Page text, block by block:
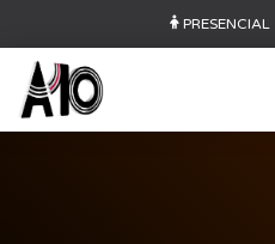
PRESENCIAL